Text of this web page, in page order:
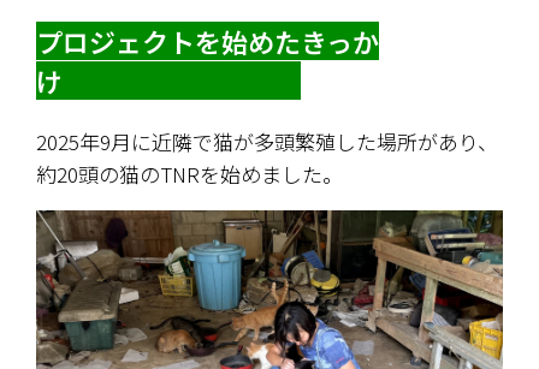
プロジェクトを始めたきっか
け
2025年9月に近隣で猫が多頭繁殖した場所があり、
約20頭の猫のTNRを始めました。